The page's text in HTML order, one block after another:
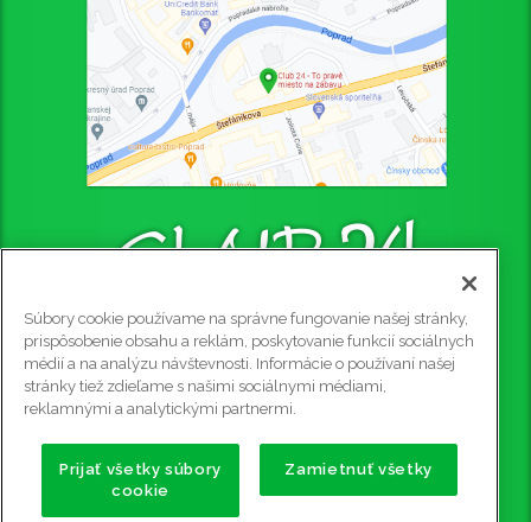
CLUB 24 - PUB
Štefániková 4445/4, 058 01 Poprad, 2. poschodie
Rezervácie na tel. č.: 0915 905 081
e-mail:club24@club24.sk
GPS súradnice:
49.056911 N (49° 3' 25.2'' N)
20.302600 E (20° 18' 9.36'' E)
Súbory cookie používame na správne fungovanie našej stránky,
prispôsobenie obsahu a reklám, poskytovanie funkcií sociálnych
médií a na analýzu návštevnosti. Informácie o používaní našej
stránky tiež zdieľame s našimi sociálnymi médiami,
reklamnými a analytickými partnermi.
Prijať všetky súbory
cookie
Zamietnuť všetky